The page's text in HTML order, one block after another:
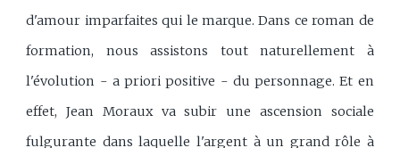
d'amour imparfaites qui le marque. Dans ce roman de
formation, nous assistons tout naturellement à
l'évolution - a priori positive - du personnage. Et en
effet, Jean Moraux va subir une ascension sociale
fulgurante dans laquelle l'argent à un grand rôle à